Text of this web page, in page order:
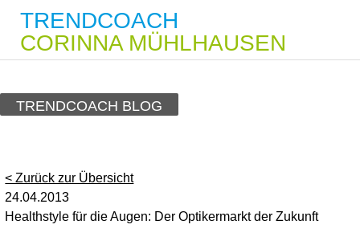
TRENDCOACH
CORINNA MÜHLHAUSEN
TRENDCOACH BLOG
< Zurück zur Übersicht
24.04.2013
Healthstyle für die Augen: Der Optikermarkt der Zukunft